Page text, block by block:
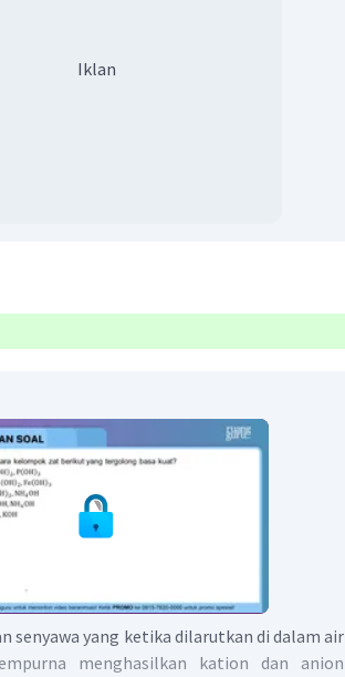
Iklan
senyawa yang ketika dilarutkan di dalam air
menghasilkan kation dan anion